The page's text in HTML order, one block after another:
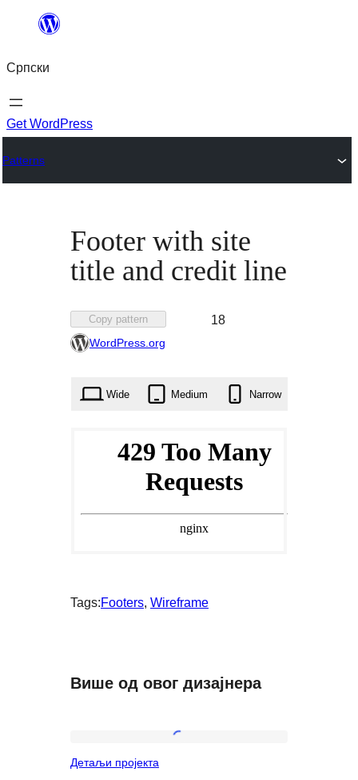
Скочи
садржај
Српски
Get WordPress
Patterns
Footer with site
title and credit line
Copy pattern
Favorited
18
WordPress.org
Wide Medium Narrow
Tags:Footers, Wireframe
Више од овог дизајнера
Детаљи пројекта